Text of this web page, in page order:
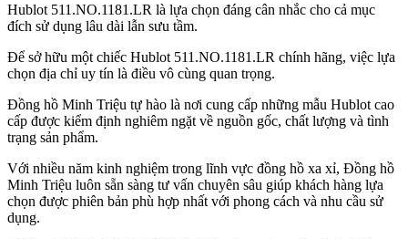
Hublot 511.NO.1181.LR là lựa chọn đáng cân nhắc cho cả mục
đích sử dụng lâu dài lẫn sưu tầm.
Để sở hữu một chiếc Hublot 511.NO.1181.LR chính hãng, việc lựa
chọn địa chỉ uy tín là điều vô cùng quan trọng.
Đồng hồ Minh Triệu tự hào là nơi cung cấp những mẫu Hublot cao
cấp được kiểm định nghiêm ngặt về nguồn gốc, chất lượng và tình
trạng sản phẩm.
Với nhiều năm kinh nghiệm trong lĩnh vực đồng hồ xa xỉ, Đồng hồ
Minh Triệu luôn sẵn sàng tư vấn chuyên sâu giúp khách hàng lựa
chọn được phiên bản phù hợp nhất với phong cách và nhu cầu sử
dụng.